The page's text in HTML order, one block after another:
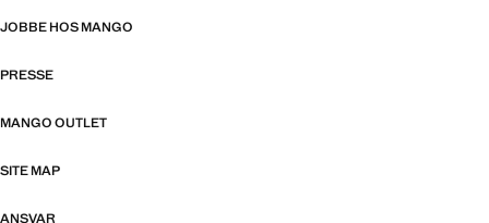
JOBBE HOS MANGO
PRESSE
MANGO OUTLET
SITE MAP
ANSVAR